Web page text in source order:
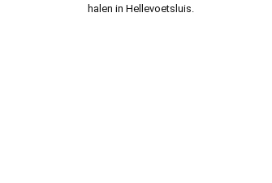
halen in Hellevoetsluis.